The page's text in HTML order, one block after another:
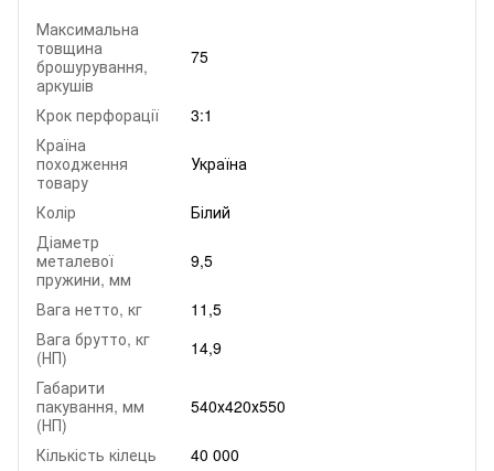
Максимальна
товщина
брошурування,
аркушів
75
Крок перфорації
3:1
Країна
походження
товару
Україна
Колір
Білий
Діаметр
металевої
пружини, мм
9,5
Вага нетто, кг
11,5
Вага брутто, кг
(НП)
14,9
Габарити
пакування, мм
(НП)
540х420х550
Кількість кілець
40 000